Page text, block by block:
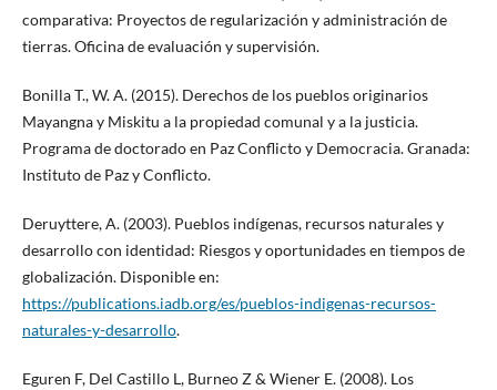
comparativa: Proyectos de regularización y administración de
tierras. Oficina de evaluación y supervisión.
Bonilla T., W. A. (2015). Derechos de los pueblos originarios
Mayangna y Miskitu a la propiedad comunal y a la justicia.
Programa de doctorado en Paz Conflicto y Democracia. Granada:
Instituto de Paz y Conflicto.
Deruyttere, A. (2003). Pueblos indígenas, recursos naturales y
desarrollo con identidad: Riesgos y oportunidades en tiempos de
globalización. Disponible en:
https://publications.iadb.org/es/pueblos-indigenas-recursos-
naturales-y-desarrollo.
Eguren F, Del Castillo L, Burneo Z & Wiener E. (2008). Los